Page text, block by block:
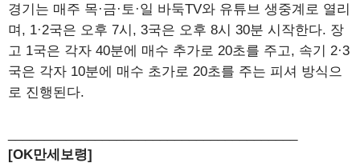
경기는 매주 목·금·토·일 바둑TV와 유튜브 생중계로 열리
며, 1·2국은 오후 7시, 3국은 오후 8시 30분 시작한다. 장
고 1국은 각자 40분에 매수 추가로 20초를 주고, 속기 2·3
국은 각자 10분에 매수 초가로 20초를 주는 피셔 방식으
로 진행된다.
[OK만세보령]